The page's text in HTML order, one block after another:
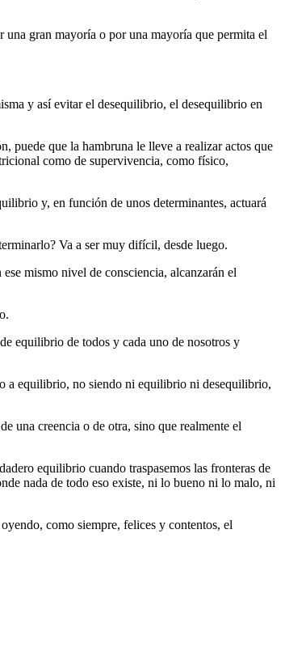
gran mayoría o por una mayoría que permita el
y así evitar el desequilibrio, el desequilibrio en
puede que la hambruna le lleve a realizar actos que
como de supervivencia, como físico,
y, en función de unos determinantes, actuará
Va a ser muy difícil, desde luego.
mismo nivel de consciencia, alcanzarán el
equilibrio de todos y cada uno de nosotros y
a equilibrio, no siendo ni equilibrio ni desequilibrio,
una creencia o de otra, sino que realmente el
equilibrio cuando traspasemos las fronteras de
nada de todo eso existe, ni lo bueno ni lo malo, ni
como siempre, felices y contentos, el